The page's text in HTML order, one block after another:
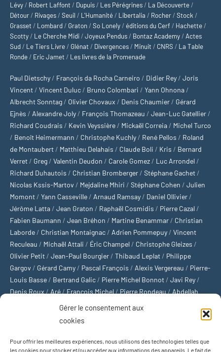
Gérer le consentement aux
cookies
Pour offrir les meilleures expériences, nous utilisons des technologies telles que
les cookies pour stocker et/ou accéder aux informations des appareils. Le fait de
Lévy / Robert Laffont / Dupuis / Les Pérégrines / La Découverte /
Détour / Rivages /Seuil / L'Humanité / Libertalia / Rocher /Stock /
Grasset / Lombard / Graton /So Lonely /éditions du Cerf / Hachette /
Scotty / Le Cherche Midi /Joyeux Pendus / Bontaz Academy / Actes
Sud / Le Tiers Livre / Glénat / Divergences / Minuit / CNRS / La Table
Ronde / Eric Jamet / Les livres de la Promenade
Paul Dietschy / François da Rocha Carneiro / Didier Rey / Joris
Vincent / Vincent Duluc / Bruno Colombari / Yann Ohnona /
Albrecht Sonntag / Olivier Chovaux / Denis Chaumier / Gérard
Ejnès / Alexandre Joly / François Thomazeau / Jean-Luc Gatellier /
Richard Coudrais / Kevin Veyssière / Mickaël Correia / Michel Turco
/ Benoît Heimermann / Christophe Kuchly / René Pellos / Roland
de Montaubert / Matthieu Delahais / Claude Boli / Kris / Bernard
Verret / Greg / Valentin Deudon / Carole Gomez / Luc Arrondel /
Richard Duhautois / Christian Bromberger / Stéphane Gachet /
Nicolas Kssis-Martov / Mejdaline Mhiri / Stéphane Cohen / Julien
Momont / Yann Casseville / Arnaud Ramsay / Daniel Ollivier /
Jérôme Latta / Jean Graton / Raphaël Cosmidis / Pierre Cazal /
Fabien Baumann / Jean Bréhon / Martine Benammar / Christian
Laborde / Christian Montaignac / Adrien Pommepuy / Vincent
Reculeau / Michaël Attali / Éric Champel / Christophe Gleizes /
Olivier Petit / Jean-Paul Bourgier / Thibaud Leplat / Philippe
Gargov / Gérard Camy / Pascal François / Alexis Vergereau / Pierre-
Louis Basse / Bertrand Galic / Pierre Michel Bonnot / Javi Rey /
Denis Roux / Aré / François Michel / Pierre Rondeau / Abdellah
Michaël Delépine
Football/ Cyclisme/Tous les sports/Jeux olympiques/Rugby/